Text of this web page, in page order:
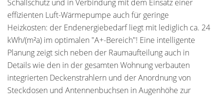
Schallschutz und in Verbindung mit dem Einsatz einer
effizienten Luft-Wärmepumpe auch für geringe
Heizkosten: der Endenergiebedarf liegt mit lediglich ca. 24
kWh/(m²a) im optimalen "A+-Bereich"! Eine intelligente
Planung zeigt sich neben der Raumaufteilung auch in
Details wie den in der gesamten Wohnung verbauten
integrierten Deckenstrahlern und der Anordnung von
Steckdosen und Antennenbuchsen in Augenhöhe zur